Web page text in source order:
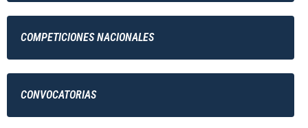
COMPETICIONES NACIONALES
CONVOCATORIAS